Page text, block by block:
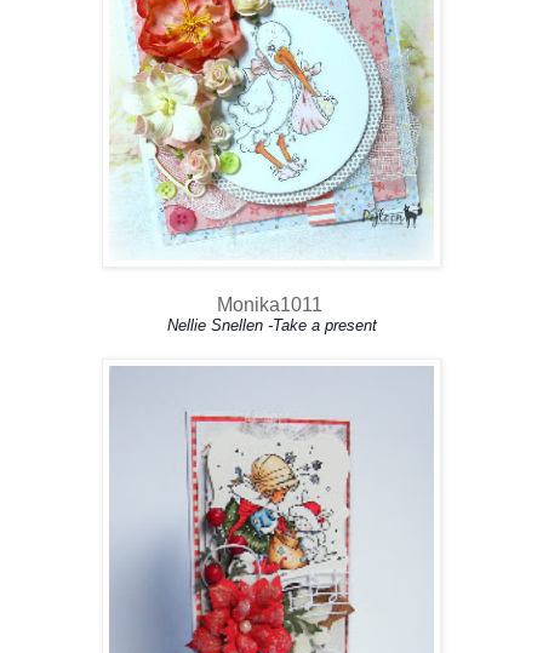
Monika1011
Nellie Snellen -Take a present